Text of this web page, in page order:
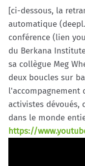
[ci-dessous, la
automatique
conférence (lien
du Berkana
sa collègue Meg
deux boucles sur
l'accompagnement
activistes dévoués,
dans le monde
https://